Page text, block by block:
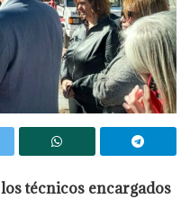
técnicos encargados